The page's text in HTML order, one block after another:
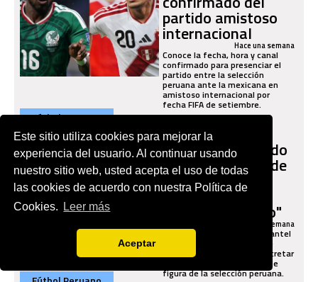
Este sitio utiliza cookies para mejorar la
experiencia del usuario. Al continuar usando
nuestro sitio web, usted acepta el uso de todas
las cookies de acuerdo con nuestra Política de
Cookies.
Leer más
Aceptar
partido amistoso
internacionalHace una semana
Conoce la fecha, hora y canal
confirmado para presenciar el
partido entre la selección
peruana ante la mexicana en
amistoso internacional por
fecha FIFA de setiembre.
Fútbol Peruano
Universitario
sacude el mercado
y firma a figura de
la selección
peruana para el
Clausura: "Hecho"
Hace una semana
Universitario no cierra su plantel
para el Torneo Clausura y se
conoció que acaban de concretar
la llegada de una importante
figura de la selección peruana.